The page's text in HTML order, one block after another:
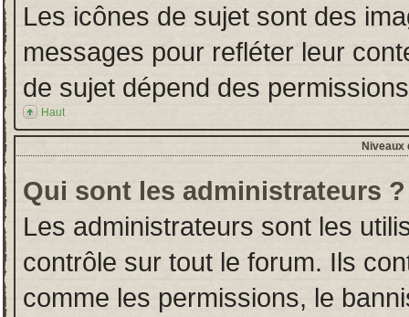
Les icônes de sujet sont des
messages pour refléter leur
de sujet dépend des
Haut
Niveaux
Qui sont les administrateurs ?
Les administrateurs sont les
contrôle sur tout le forum. Ils
comme les permissions, le